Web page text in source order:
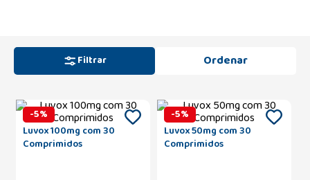
Filtrar
-5%
Luvox 100mg com 30
Comprimidos
-5%
Luvox 50mg com 30
Comprimidos